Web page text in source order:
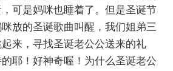
可是妈咪也睡着了。但是圣诞节
放的圣诞歌曲叫醒，我们姐弟三
来，寻找圣诞老公公送来的礼
耶！好神奇喔！为什么圣诞老公